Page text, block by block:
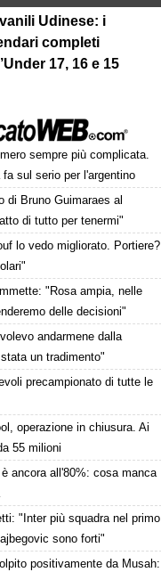
Udinese: i
completi
17, 16 e 15
sempre più complicata.
sul serio per l'argentino
di Bruno Guimaraes al
di tutto per tenermi"
lo vedo migliorato. Portiere?
"Rosa ampia, nelle
delle decisioni"
andarmene dalla
un tradimento"
precampionato di tutte le
operazione in chiusura. Ai
55 milioni
è ancora all'80%: cosa manca
"Inter più squadra nel primo
sono forti"
positivamente da Musah: